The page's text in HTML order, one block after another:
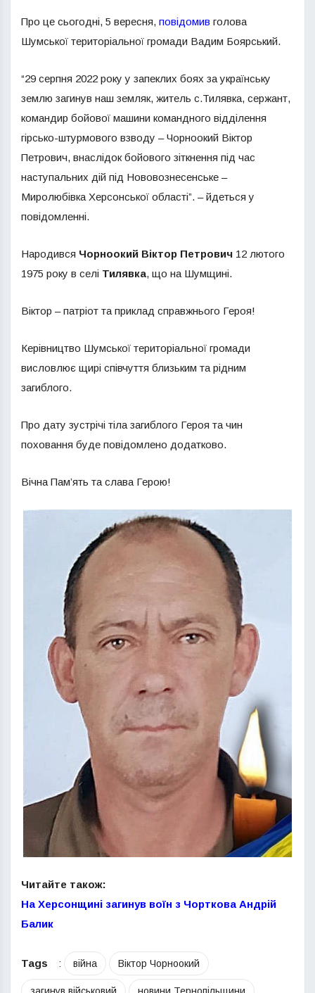
Про це сьогодні, 5 вересня, повідомив голова
Шумської територіальної громади Вадим Боярський.
“29 серпня 2022 року у запеклих боях за українську
землю загинув наш земляк, житель с.Тилявка, сержант,
командир бойової машини командного відділення
гірсько-штурмового взводу – Чорноокий Віктор
Петрович, внаслідок бойового зіткнення під час
наступальних дій під Нововознесенське –
Миролюбівка Херсонської області”. – йдеться у
повідомленні.
Народився Чорноокий Віктор Петрович 12 лютого
1975 року в селі Тилявка, що на Шумщині.
Віктор – патріот та приклад справжнього Героя!
Керівництво Шумської територіальної громади
висловлює щирі співчуття близьким та рідним
загиблого.
Про дату зустрічі тіла загиблого Героя та чин
поховання буде повідомлено додатково.
Вічна Пам’ять та слава Герою!
Читайте також:
На Херсонщині загинув воїн з Чорткова Андрій
Балик
Tags : війна Віктор Чорноокий